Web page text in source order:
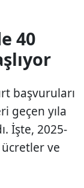
40
başvuruları
geçen yıla
İşte, 2025-
ve